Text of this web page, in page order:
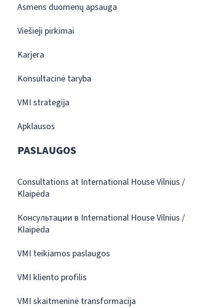
Asmens duomenų apsauga
Viešieji pirkimai
Karjera
Konsultacinė taryba
VMI strategija
Apklausos
PASLAUGOS
Consultations at International House Vilnius /
Klaipėda
Консультации в International House Vilnius /
Klaipėda
VMI teikiamos paslaugos
VMI kliento profilis
VMI skaitmeninė transformacija